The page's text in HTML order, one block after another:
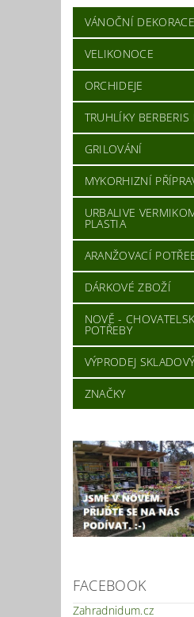
VÁNOČNÍ DEKORACE
VELIKONOCE
ORCHIDEJE
TRUHLÍKY BERBERIS
GRILOVÁNÍ
MYKORHIZNÍ
URBALIVE
PLASTIA
ARANŽOVACÍ
DÁRKOVÉ ZBOŽÍ
NOVĚ -
POTŘEBY
VÝPRODEJ
ZNAČKY
FACEBOOK
Zahradnidum.cz